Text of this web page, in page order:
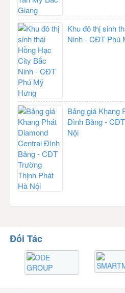
Khu đô thị sinh
Ninh - CĐT Phú
Bảng giá Khang
Đình Bảng -
Nội
Đối Tác